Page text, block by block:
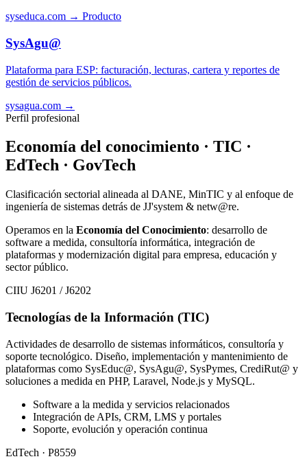
syseduca.com → Producto
SysAgu@
Plataforma para ESP: facturación, lecturas, cartera y reportes de
gestión de servicios públicos.
sysagua.com →
Perfil profesional
Economía del conocimiento · TIC ·
EdTech · GovTech
Clasificación sectorial alineada al DANE, MinTIC y al enfoque de
ingeniería de sistemas detrás de JJ'system & netw@re.
Operamos en la Economía del Conocimiento: desarrollo de
software a medida, consultoría informática, integración de
plataformas y modernización digital para empresa, educación y
sector público.
CIIU J6201 / J6202
Tecnologías de la Información (TIC)
Actividades de desarrollo de sistemas informáticos, consultoría y
soporte tecnológico. Diseño, implementación y mantenimiento de
plataformas como SysEduc@, SysAgu@, SysPymes, CrediRut@ y
soluciones a medida en PHP, Laravel, Node.js y MySQL.
Software a la medida y servicios relacionados
Integración de APIs, CRM, LMS y portales
Soporte, evolución y operación continua
EdTech · P8559